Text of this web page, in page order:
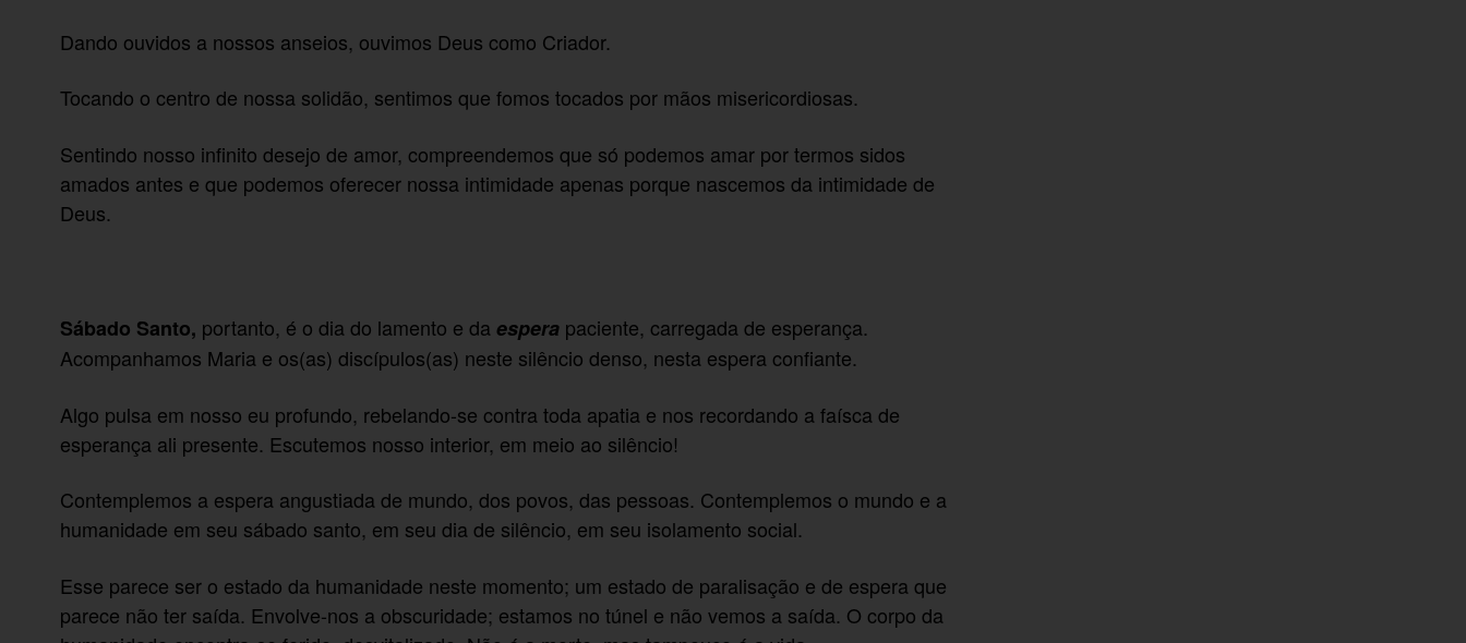
Dando ouvidos a nossos anseios, ouvimos Deus como Criador.
Tocando o centro de nossa solidão, sentimos que fomos tocados por mãos misericordiosas.
Sentindo nosso infinito desejo de amor, compreendemos que só podemos amar por termos sidos
amados antes e que podemos oferecer nossa intimidade apenas porque nascemos da intimidade de
Deus.
Sábado Santo, portanto, é o dia do lamento e daespera paciente, carregada de esperança.
Acompanhamos Maria e os(as) discípulos(as) neste silêncio denso, nesta espera confiante.
Algo pulsa em nosso eu profundo, rebelando-se contra toda apatia e nos recordando a faísca de
esperança ali presente. Escutemos nosso interior, em meio ao silêncio!
Contemplemos a espera angustiada de mundo, dos povos, das pessoas. Contemplemos o mundo e a
humanidade em seu sábado santo, em seu dia de silêncio, em seu isolamento social.
Esse parece ser o estado da humanidade neste momento; um estado de paralisação e de espera que
parece não ter saída. Envolve-nos a obscuridade; estamos no túnel e não vemos a saída. O corpo da